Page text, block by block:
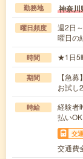
勤務地 神奈川
曜日頻度
週2日
曜日の
時間 ★1日5
期間
【急
お試し
時給
経験者
払いOK
交
交通費